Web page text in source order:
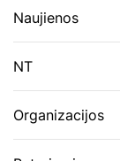
Naujienos
NT
Organizacijos